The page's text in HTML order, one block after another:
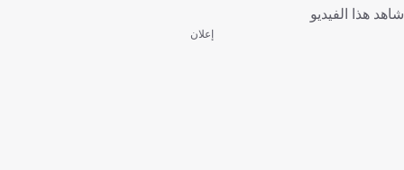
شاهد هذا الفيديو
إعلان